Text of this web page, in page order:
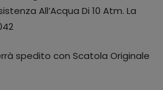
All’Acqua Di 10 Atm. La
spedito con Scatola Originale